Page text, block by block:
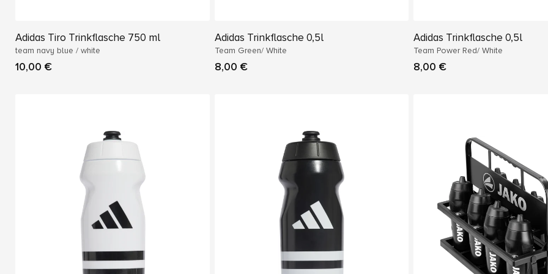
Adidas Tiro Trinkflasche 750 ml
team navy blue / white
10,00 €
Adidas Trinkflasche 0,5l
Team Green/ White
8,00 €
Adidas Trinkflasche 0,5l
Team Power Red/ White
8,00 €